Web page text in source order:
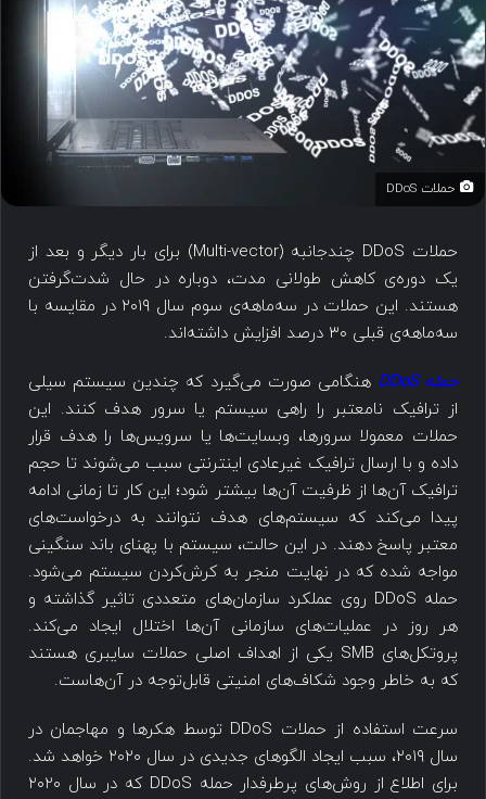
حملات DDoS
حملات DDoS چندجانبه (Multi-vector) برای بار دیگر و بعد از
یک دوره‌ی کاهش طولانی مدت، دوباره در حال شدت‌گرفتن
هستند. این حملات در سه‌ماهه‌ی سوم سال ۲۰۱۹ در مقایسه با
سه‌ماهه‌ی قبلی ۳۰ درصد افزایش داشته‌اند.
حمله DDoS
هنگامی صورت می‌گیرد که چندین سیستم سیلی
از ترافیک نامعتبر را راهی سیستم یا سرور هدف کنند. این
حملات معمولا سرورها، وبسایت‌ها یا سرویس‌ها را هدف قرار
داده و با ارسال ترافیک غیرعادی اینترنتی سبب می‌شوند تا حجم
ترافیک آن‌ها از ظرفیت آن‌ها بیشتر شود؛ این کار تا زمانی ادامه
پیدا می‌کند که سیستم‌های هدف نتوانند به درخواست‌های
معتبر پاسخ دهند. در این حالت، سیستم با پهنای باند سنگینی
مواجه شده که در نهایت منجر به کرش‌کردن سیستم می‌شود.
حمله DDoS روی عملکرد سازمان‌های متعددی تاثیر گذاشته و
هر روز در عملیات‌های سازمانی آن‌ها اختلال ایجاد می‌کند.
پروتکل‌های SMB یکی از اهداف اصلی حملات سایبری هستند
که به خاطر وجود شکاف‌های امنیتی قابل‌توجه در آن‌هاست.
سرعت استفاده از حملات DDoS توسط هکرها و مهاجمان در
سال ۲۰۱۹، سبب ایجاد الگوهای جدیدی در سال ۲۰۲۰ خواهد شد.
برای اطلاع از روش‌های پرطرفدار حمله DDoS که در سال ۲۰۲۰